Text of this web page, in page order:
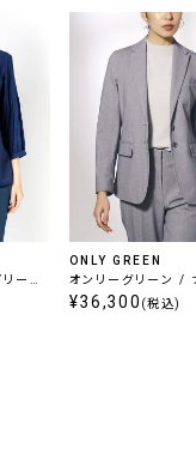
ーツ
ONLY GREEN
オンリーグリーン /
ンジャージージャケ
¥36,300 (税込)